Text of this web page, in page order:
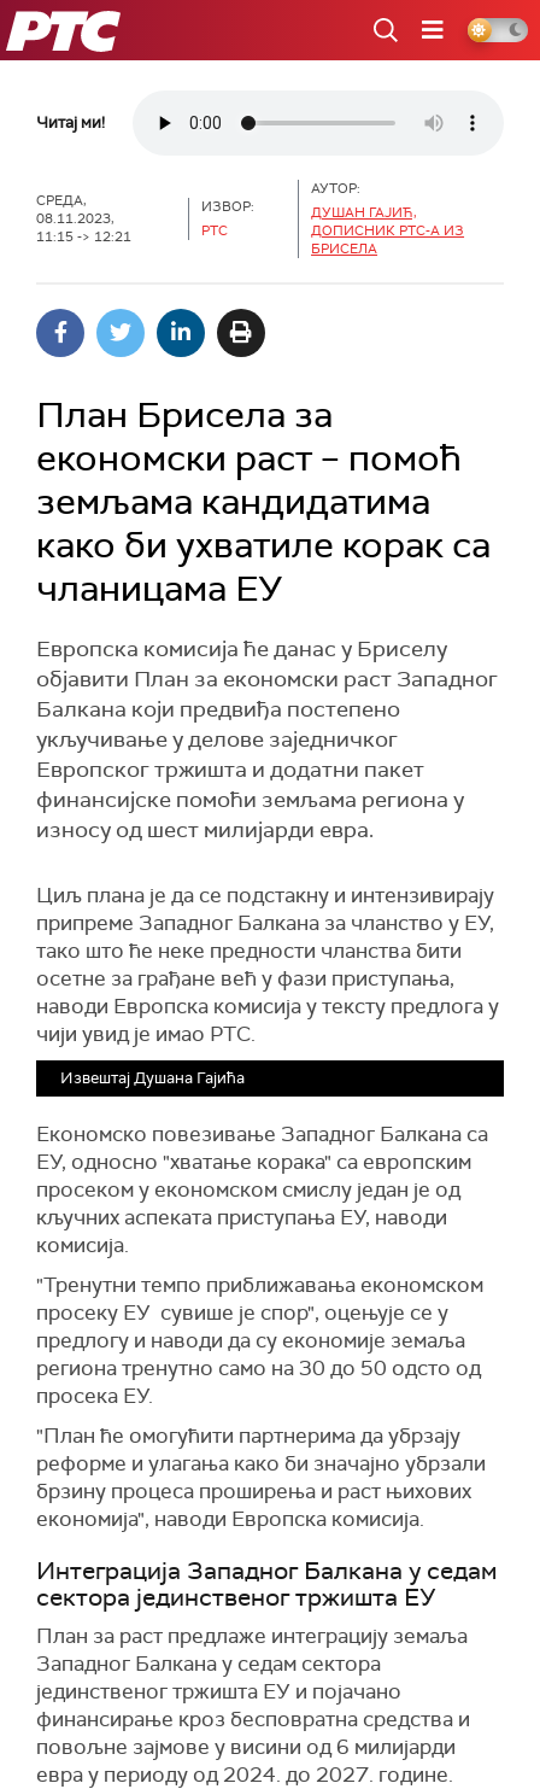
РТС
Читај ми!
СРЕДА,
08.11.2023,
11:15 -> 12:21
ИЗВОР:
РТС
АУТОР:
ДУШАН ГАЈИЋ,
ДОПИСНИК РТС-А ИЗ
БРИСЕЛА
План Брисела за
економски раст – помоћ
земљама кандидатима
како би ухватиле корак са
чланицама ЕУ
Европска комисија ће данас у Бриселу
објавити План за економски раст Западног
Балкана који предвиђа постепено
укључивање у делове заједничког
Европског тржишта и додатни пакет
финансијске помоћи земљама региона у
износу од шест милијарди евра.
Циљ плана је да се подстакну и интензивирају
припреме Западног Балкана за чланство у ЕУ,
тако што ће неке предности чланства бити
осетне за грађане већ у фази приступања,
наводи Европска комисија у тексту предлога у
чији увид је имао РТС.
Извештај Душана Гајића
Економско повезивање Западног Балкана са
ЕУ, односно "хватање корака" са европским
просеком у економском смислу један је од
кључних аспеката приступања ЕУ, наводи
комисија.
"Тренутни темпо приближавања економском
просеку ЕУ сувише је спор", оцењује се у
предлогу и наводи да су економије земаља
региона тренутно само на 30 до 50 одсто од
просека ЕУ.
"План ће омогућити партнерима да убрзају
реформе и улагања како би значајно убрзали
брзину процеса проширења и раст њихових
економија", наводи Европска комисија.
Интеграција Западног Балкана у седам
сектора јединственог тржишта ЕУ
План за раст предлаже интеграцију земаља
Западног Балкана у седам сектора
јединственог тржишта ЕУ и појачано
финансирање кроз бесповратна средства и
повољне зајмове у висини од 6 милијарди
евра у периоду од 2024. до 2027. године.